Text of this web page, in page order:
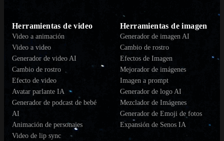
Herramientas de video
Video a animación
Video a video
Generador de video AI
Cambio de rostro
Efecto de video
Avatar parlante IA
Generador de podcast de bebé
AI
Animación de personajes
Video de lip sync
Herramientas de imagen
Generador de imagen AI
Cambio de rostro
Efectos de Imagen
Mejorador de imágenes
Imagen a prompt
Generador de logo AI
Mezclador de Imágenes
Generador de Emoji de fotos
Expansión de Senos IA